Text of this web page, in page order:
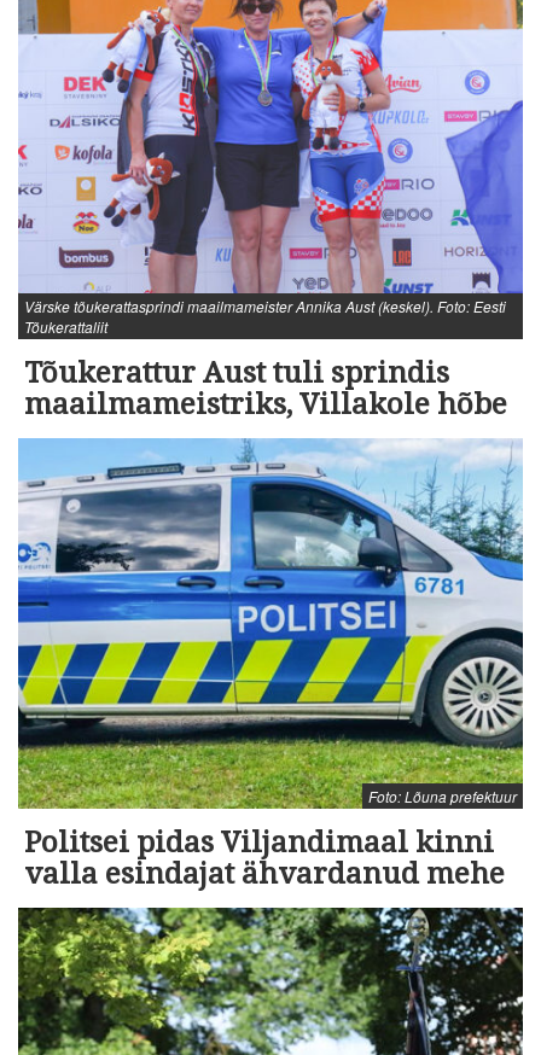
Värske tõukerattasprindi maailmameister Annika Aust (keskel). Foto: Eesti
Tõukerattaliit
Tõukerattur Aust tuli sprindis
maailmameistriks, Villakole hõbe
Foto: Lõuna prefektuur
Politsei pidas Viljandimaal kinni
valla esindajat ähvardanud mehe